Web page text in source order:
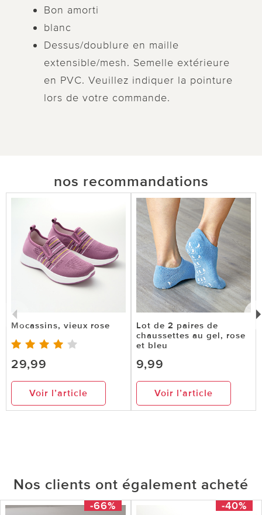
Bon amorti
blanc
Dessus/doublure en maille
extensible/mesh. Semelle extérieure
en PVC. Veuillez indiquer la pointure
lors de votre commande.
nos recommandations
Mocassins, vieux rose
29,99
Voir l’article
Lot de 2 paires de
chaussettes au gel, rose
et bleu
9,99
Voir l’article
Nos clients ont également acheté
-66% -40%